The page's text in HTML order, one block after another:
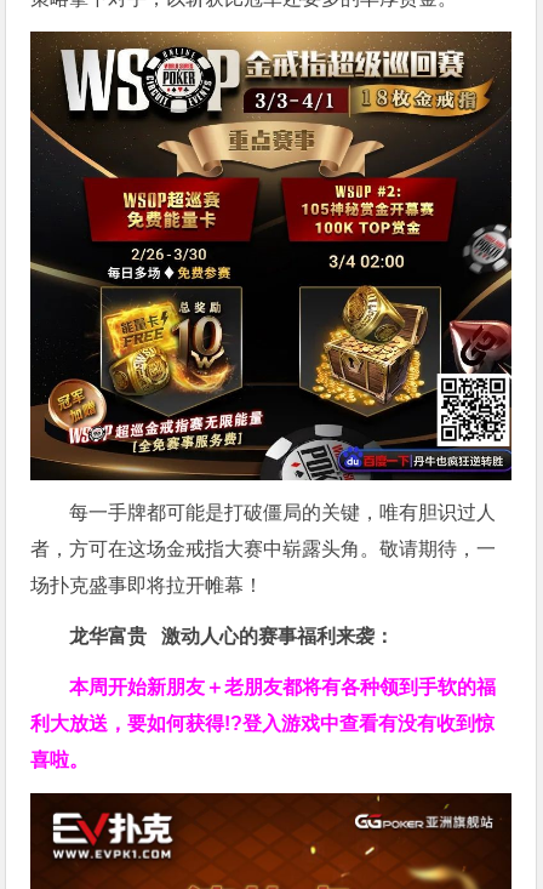
每一手牌都可能是打破僵局的关键，唯有胆识过人
者，方可在这场金戒指大赛中崭露头角。敬请期待，一
场扑克盛事即将拉开帷幕！
龙华富贵 激动人心的赛事福利来袭：
本周开始新朋友＋老朋友都将有各种领到手软的福
利大放送，要如何获得!?登入游戏中查看有没有收到惊
喜啦。